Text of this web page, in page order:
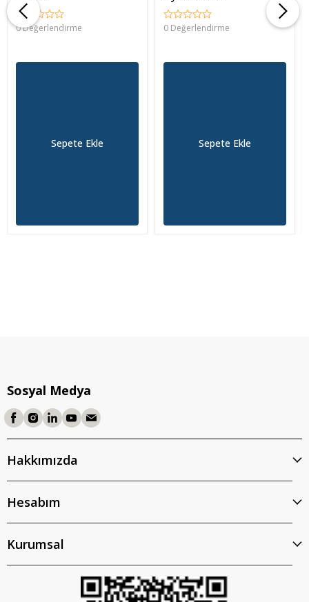
0 Değerlendirme
Sepete Ekle
0 Değerlendirme
Sepete Ekle
Sosyal Medya
Hakkımızda
Hesabım
Kurumsal